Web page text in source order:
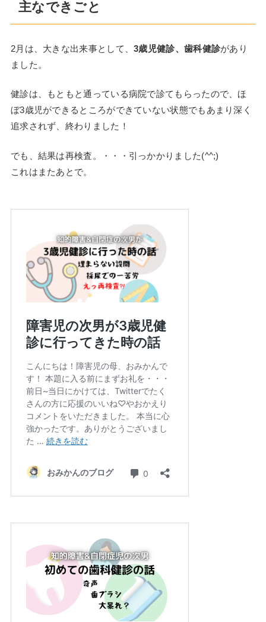
主なできごと
2月は、大きな出来事として、3歳児健診、歯科健診があり
ました。
健診は、もともと通っている病院で診てもらったので、ほ
ぼ3歳児ができるところができていない状態でもあまり深く
追求されず、終わりました！
でも、結果は再検査。・・・引っかかりました(^^;)
これはまたあとで。